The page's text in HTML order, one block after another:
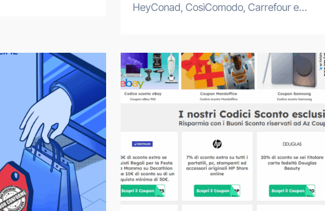
HeyConad, CosìComodo, Carrefour e…